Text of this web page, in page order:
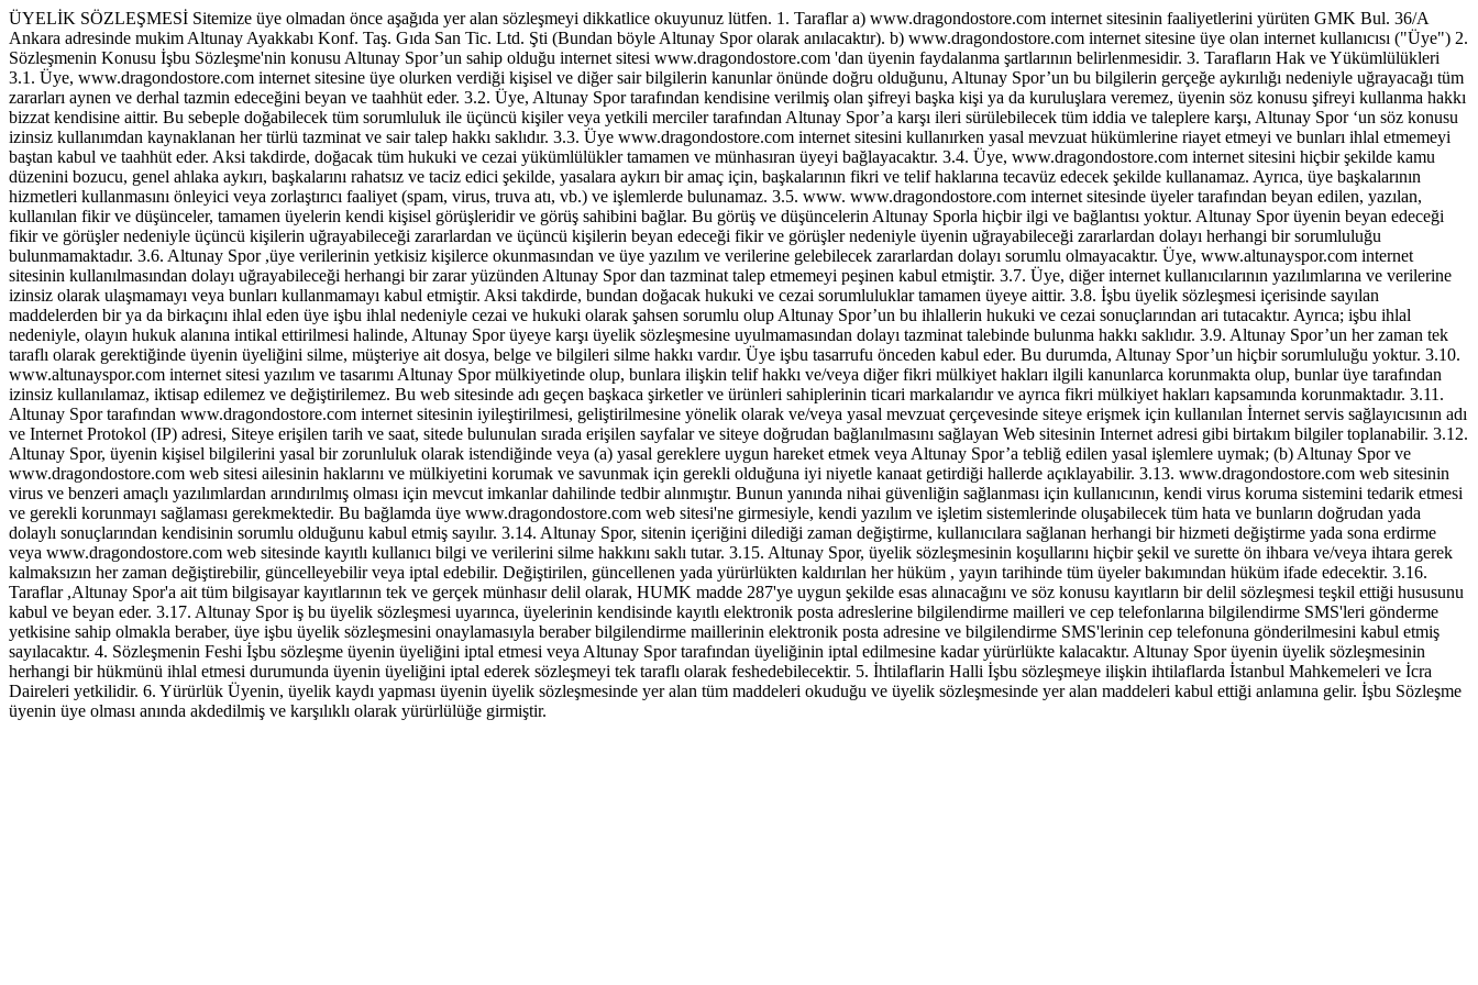
ÜYELİK SÖZLEŞMESİ Sitemize üye olmadan önce aşağıda yer alan sözleşmeyi dikkatlice okuyunuz lütfen. 1. Taraflar a) www.dragondostore.com internet sitesinin faaliyetlerini yürüten GMK Bul. 36/A
Ankara adresinde mukim Altunay Ayakkabı Konf. Taş. Gıda San Tic. Ltd. Şti (Bundan böyle Altunay Spor olarak anılacaktır). b) www.dragondostore.com internet sitesine üye olan internet kullanıcısı ("Üye") 2.
Sözleşmenin Konusu İşbu Sözleşme'nin konusu Altunay Spor’un sahip olduğu internet sitesi www.dragondostore.com 'dan üyenin faydalanma şartlarının belirlenmesidir. 3. Tarafların Hak ve Yükümlülükleri
3.1. Üye, www.dragondostore.com internet sitesine üye olurken verdiği kişisel ve diğer sair bilgilerin kanunlar önünde doğru olduğunu, Altunay Spor’un bu bilgilerin gerçeğe aykırılığı nedeniyle uğrayacağı tüm
zararları aynen ve derhal tazmin edeceğini beyan ve taahhüt eder. 3.2. Üye, Altunay Spor tarafından kendisine verilmiş olan şifreyi başka kişi ya da kuruluşlara veremez, üyenin söz konusu şifreyi kullanma hakkı
bizzat kendisine aittir. Bu sebeple doğabilecek tüm sorumluluk ile üçüncü kişiler veya yetkili merciler tarafından Altunay Spor’a karşı ileri sürülebilecek tüm iddia ve taleplere karşı, Altunay Spor ‘un söz konusu
izinsiz kullanımdan kaynaklanan her türlü tazminat ve sair talep hakkı saklıdır. 3.3. Üye www.dragondostore.com internet sitesini kullanırken yasal mevzuat hükümlerine riayet etmeyi ve bunları ihlal etmemeyi
baştan kabul ve taahhüt eder. Aksi takdirde, doğacak tüm hukuki ve cezai yükümlülükler tamamen ve münhasıran üyeyi bağlayacaktır. 3.4. Üye, www.dragondostore.com internet sitesini hiçbir şekilde kamu
düzenini bozucu, genel ahlaka aykırı, başkalarını rahatsız ve taciz edici şekilde, yasalara aykırı bir amaç için, başkalarının fikri ve telif haklarına tecavüz edecek şekilde kullanamaz. Ayrıca, üye başkalarının
hizmetleri kullanmasını önleyici veya zorlaştırıcı faaliyet (spam, virus, truva atı, vb.) ve işlemlerde bulunamaz. 3.5. www. www.dragondostore.com internet sitesinde üyeler tarafından beyan edilen, yazılan,
kullanılan fikir ve düşünceler, tamamen üyelerin kendi kişisel görüşleridir ve görüş sahibini bağlar. Bu görüş ve düşüncelerin Altunay Sporla hiçbir ilgi ve bağlantısı yoktur. Altunay Spor üyenin beyan edeceği
fikir ve görüşler nedeniyle üçüncü kişilerin uğrayabileceği zararlardan ve üçüncü kişilerin beyan edeceği fikir ve görüşler nedeniyle üyenin uğrayabileceği zararlardan dolayı herhangi bir sorumluluğu
bulunmamaktadır. 3.6. Altunay Spor ,üye verilerinin yetkisiz kişilerce okunmasından ve üye yazılım ve verilerine gelebilecek zararlardan dolayı sorumlu olmayacaktır. Üye, www.altunayspor.com internet
sitesinin kullanılmasından dolayı uğrayabileceği herhangi bir zarar yüzünden Altunay Spor dan tazminat talep etmemeyi peşinen kabul etmiştir. 3.7. Üye, diğer internet kullanıcılarının yazılımlarına ve verilerine
izinsiz olarak ulaşmamayı veya bunları kullanmamayı kabul etmiştir. Aksi takdirde, bundan doğacak hukuki ve cezai sorumluluklar tamamen üyeye aittir. 3.8. İşbu üyelik sözleşmesi içerisinde sayılan
maddelerden bir ya da birkaçını ihlal eden üye işbu ihlal nedeniyle cezai ve hukuki olarak şahsen sorumlu olup Altunay Spor’un bu ihlallerin hukuki ve cezai sonuçlarından ari tutacaktır. Ayrıca; işbu ihlal
nedeniyle, olayın hukuk alanına intikal ettirilmesi halinde, Altunay Spor üyeye karşı üyelik sözleşmesine uyulmamasından dolayı tazminat talebinde bulunma hakkı saklıdır. 3.9. Altunay Spor’un her zaman tek
taraflı olarak gerektiğinde üyenin üyeliğini silme, müşteriye ait dosya, belge ve bilgileri silme hakkı vardır. Üye işbu tasarrufu önceden kabul eder. Bu durumda, Altunay Spor’un hiçbir sorumluluğu yoktur. 3.10.
www.altunayspor.com internet sitesi yazılım ve tasarımı Altunay Spor mülkiyetinde olup, bunlara ilişkin telif hakkı ve/veya diğer fikri mülkiyet hakları ilgili kanunlarca korunmakta olup, bunlar üye tarafından
izinsiz kullanılamaz, iktisap edilemez ve değiştirilemez. Bu web sitesinde adı geçen başkaca şirketler ve ürünleri sahiplerinin ticari markalarıdır ve ayrıca fikri mülkiyet hakları kapsamında korunmaktadır. 3.11.
Altunay Spor tarafından www.dragondostore.com internet sitesinin iyileştirilmesi, geliştirilmesine yönelik olarak ve/veya yasal mevzuat çerçevesinde siteye erişmek için kullanılan İnternet servis sağlayıcısının adı
ve Internet Protokol (IP) adresi, Siteye erişilen tarih ve saat, sitede bulunulan sırada erişilen sayfalar ve siteye doğrudan bağlanılmasını sağlayan Web sitesinin Internet adresi gibi birtakım bilgiler toplanabilir. 3.12.
Altunay Spor, üyenin kişisel bilgilerini yasal bir zorunluluk olarak istendiğinde veya (a) yasal gereklere uygun hareket etmek veya Altunay Spor’a tebliğ edilen yasal işlemlere uymak; (b) Altunay Spor ve
www.dragondostore.com web sitesi ailesinin haklarını ve mülkiyetini korumak ve savunmak için gerekli olduğuna iyi niyetle kanaat getirdiği hallerde açıklayabilir. 3.13. www.dragondostore.com web sitesinin
virus ve benzeri amaçlı yazılımlardan arındırılmış olması için mevcut imkanlar dahilinde tedbir alınmıştır. Bunun yanında nihai güvenliğin sağlanması için kullanıcının, kendi virus koruma sistemini tedarik etmesi
ve gerekli korunmayı sağlaması gerekmektedir. Bu bağlamda üye www.dragondostore.com web sitesi'ne girmesiyle, kendi yazılım ve işletim sistemlerinde oluşabilecek tüm hata ve bunların doğrudan yada
dolaylı sonuçlarından kendisinin sorumlu olduğunu kabul etmiş sayılır. 3.14. Altunay Spor, sitenin içeriğini dilediği zaman değiştirme, kullanıcılara sağlanan herhangi bir hizmeti değiştirme yada sona erdirme
veya www.dragondostore.com web sitesinde kayıtlı kullanıcı bilgi ve verilerini silme hakkını saklı tutar. 3.15. Altunay Spor, üyelik sözleşmesinin koşullarını hiçbir şekil ve surette ön ihbara ve/veya ihtara gerek
kalmaksızın her zaman değiştirebilir, güncelleyebilir veya iptal edebilir. Değiştirilen, güncellenen yada yürürlükten kaldırılan her hüküm , yayın tarihinde tüm üyeler bakımından hüküm ifade edecektir. 3.16.
Taraflar ,Altunay Spor'a ait tüm bilgisayar kayıtlarının tek ve gerçek münhasır delil olarak, HUMK madde 287'ye uygun şekilde esas alınacağını ve söz konusu kayıtların bir delil sözleşmesi teşkil ettiği hususunu
kabul ve beyan eder. 3.17. Altunay Spor iş bu üyelik sözleşmesi uyarınca, üyelerinin kendisinde kayıtlı elektronik posta adreslerine bilgilendirme mailleri ve cep telefonlarına bilgilendirme SMS'leri gönderme
yetkisine sahip olmakla beraber, üye işbu üyelik sözleşmesini onaylamasıyla beraber bilgilendirme maillerinin elektronik posta adresine ve bilgilendirme SMS'lerinin cep telefonuna gönderilmesini kabul etmiş
sayılacaktır. 4. Sözleşmenin Feshi İşbu sözleşme üyenin üyeliğini iptal etmesi veya Altunay Spor tarafından üyeliğinin iptal edilmesine kadar yürürlükte kalacaktır. Altunay Spor üyenin üyelik sözleşmesinin
herhangi bir hükmünü ihlal etmesi durumunda üyenin üyeliğini iptal ederek sözleşmeyi tek taraflı olarak feshedebilecektir. 5. İhtilaflarin Halli İşbu sözleşmeye ilişkin ihtilaflarda İstanbul Mahkemeleri ve İcra
Daireleri yetkilidir. 6. Yürürlük Üyenin, üyelik kaydı yapması üyenin üyelik sözleşmesinde yer alan tüm maddeleri okuduğu ve üyelik sözleşmesinde yer alan maddeleri kabul ettiği anlamına gelir. İşbu Sözleşme
üyenin üye olması anında akdedilmiş ve karşılıklı olarak yürürlülüğe girmiştir.